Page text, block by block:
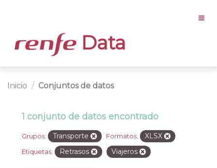
Data
Inicio Conjuntos de datos
1 conjunto de datos encontrado
Grupos: Transporte Formatos: XLSX
Etiquetas: Retrasos Viajeros